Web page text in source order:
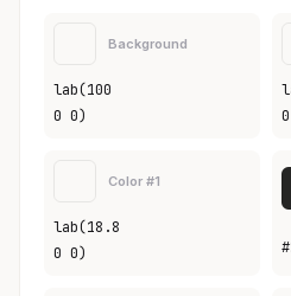
Background
lab(100
0 0)
Color #1
lab(18.8
0 0)